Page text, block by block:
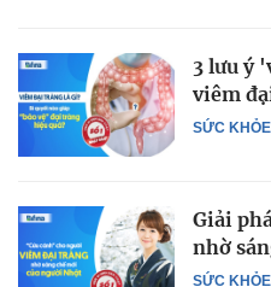
SỨC KHỎE
3 lưu ý
viêm
SỨC KHỎE
Giải
nhờ